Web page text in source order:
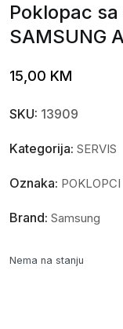
Poklopac
SAMSUNG
15,00 KM
SKU: 13909
Kategorija: SERVIS
Oznaka: POKLOPCI
Brand: Samsung
Nema na stanju